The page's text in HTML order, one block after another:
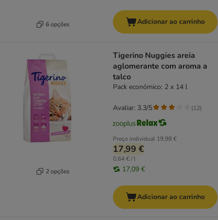
6 opções Adicionar ao carrinho
2 opções
Tigerino Nuggies areia
aglomerante com aroma a
talco
Pack económico: 2 x 14 l
Preço individual 19,98 €
17,99 €
0,64 € / l
17,09 €
Avaliar: 3.3/5 (12)
Adicionar ao carrinho